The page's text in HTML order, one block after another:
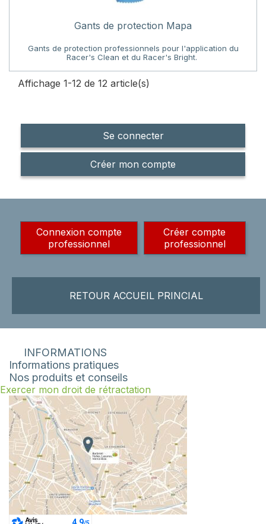
Se connecter
Créer mon compte
Gants de protection Mapa
Gants de protection professionnels pour l'application du
Racer's Clean et du Racer's Bright.
Affichage 1-12 de 12 article(s)
Connexion compte
professionnel
Créer compte
professionnel
RETOUR ACCUEIL PRINCIAL
INFORMATIONS
Informations pratiques
Nos produits et conseils
Exercer mon droit de rétractation